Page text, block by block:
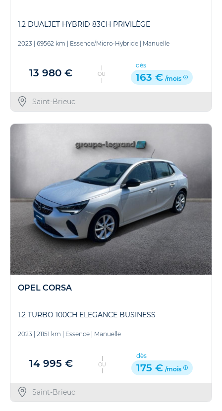
1.2 DUALJET HYBRID 83CH PRIVILÈGE
2023 69562 km Essence/Micro-Hybride Manuelle
13 980 € OU
dès
163 € /mois
Saint-Brieuc
OPEL CORSA
1.2 TURBO 100CH ELEGANCE BUSINESS
2023 21151 km Essence Manuelle
14 995 € OU
dès
175 € /mois
Saint-Brieuc